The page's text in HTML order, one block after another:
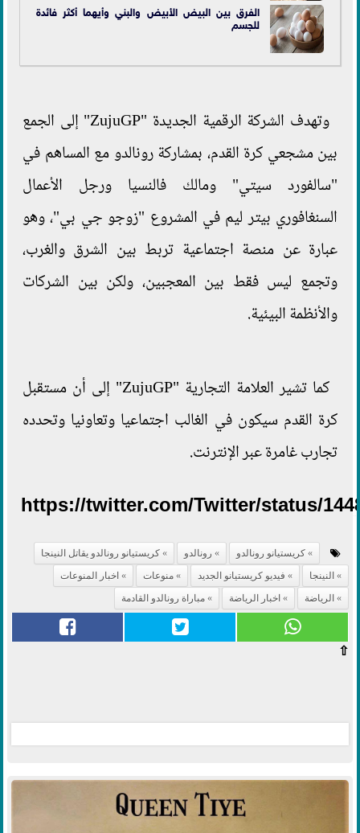
الفرق بين البيض الأبيض والبني وأيهما أكثر فائدة
للجسم
وتهدف الشركة الرقمية الجديدة "ZujuGP" إلى الجمع
بين مشجعي كرة القدم، بمشاركة رونالدو مع المساهم في
"سالفورد سيتي" ومالك فالنسيا ورجل الأعمال
السنغافوري بيتر ليم في المشروع "زوجو جي بي"، وهو
عبارة عن منصة اجتماعية تربط بين الشرق والغرب،
وتجمع ليس فقط بين المعجبين، ولكن بين الشركات
والأنظمة البيئية.
كما تشير العلامة التجارية "ZujuGP" إلى أن مستقبل
كرة القدم سيكون في الغالب اجتماعيا وتعاونيا وتحدده
تجارب غامرة عبر الإنترنت.
https://twitter.com/Twitter/status/
كريستيانو رونالدو رونالدو
كريستيانو رونالدو يقاتل النينجا
النينجا
فيديو كريستيانو الجديد منوعات
اخبار المنوعات
الرياضة
اخبار الرياضة مباراة رونالدو القادمة
⇧